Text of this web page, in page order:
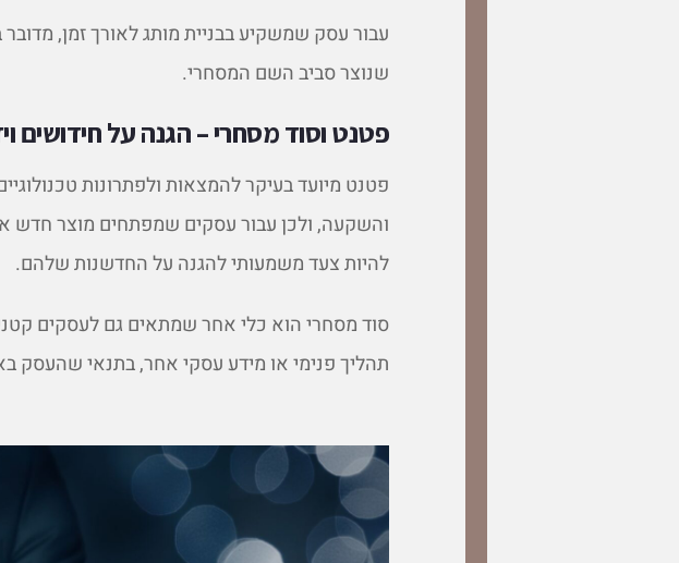
עבור עסק שמשקיע בבניית מותג לאורך זמן,
שנוצר סביב השם המסחרי.
פטנט וסוד מסחרי – הגנה על חידושים
פטנט מיועד בעיקר להמצאות ולפתרונות
והשקעה, ולכן עבור עסקים שמפתחים מוצר חדש או
להיות צעד משמעותי להגנה על החדשנות שלהם.
סוד מסחרי הוא כלי אחר שמתאים גם לעסקים
תהליך פנימי או מידע עסקי אחר, בתנאי שהעסק